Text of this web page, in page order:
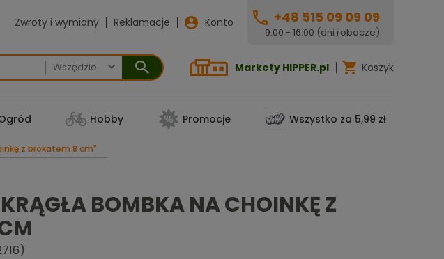
Zwroty i wymiany Reklamacje Konto +48 515 09 09 09
9:00 - 16:00 (dni robocze)
 Markety HIPPER.pl Koszyk
Hobby Promocje Wszystko za 5,99 zł
z brokatem 8 cm"
BOMBKA NA CHOINKĘ Z